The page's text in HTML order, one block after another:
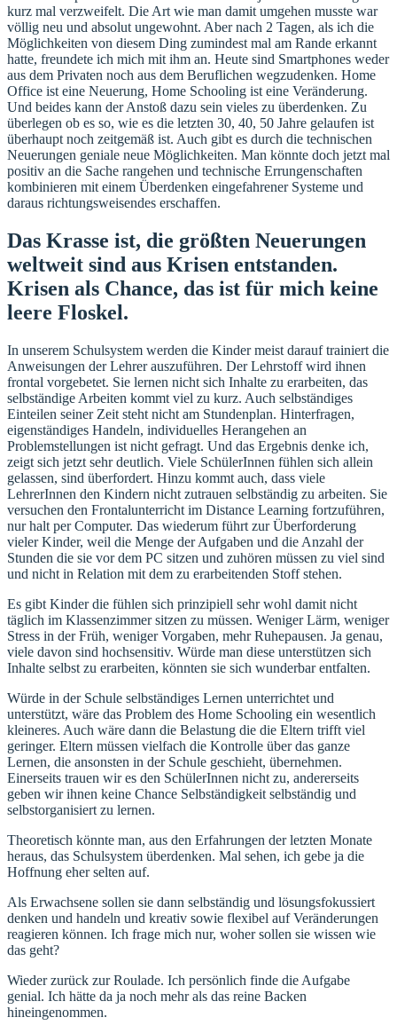
kurz mal verzweifelt. Die Art wie man damit umgehen musste war
völlig neu und absolut ungewohnt. Aber nach 2 Tagen, als ich die
Möglichkeiten von diesem Ding zumindest mal am Rande erkannt
hatte, freundete ich mich mit ihm an. Heute sind Smartphones weder
aus dem Privaten noch aus dem Beruflichen wegzudenken. Home
Office ist eine Neuerung, Home Schooling ist eine Veränderung.
Und beides kann der Anstoß dazu sein vieles zu überdenken. Zu
überlegen ob es so, wie es die letzten 30, 40, 50 Jahre gelaufen ist
überhaupt noch zeitgemäß ist. Auch gibt es durch die technischen
Neuerungen geniale neue Möglichkeiten. Man könnte doch jetzt mal
positiv an die Sache rangehen und technische Errungenschaften
kombinieren mit einem Überdenken eingefahrener Systeme und
daraus richtungsweisendes erschaffen.
Das Krasse ist, die größten Neuerungen
weltweit sind aus Krisen entstanden.
Krisen als Chance, das ist für mich keine
leere Floskel.
In unserem Schulsystem werden die Kinder meist darauf trainiert die
Anweisungen der Lehrer auszuführen. Der Lehrstoff wird ihnen
frontal vorgebetet. Sie lernen nicht sich Inhalte zu erarbeiten, das
selbständige Arbeiten kommt viel zu kurz. Auch selbständiges
Einteilen seiner Zeit steht nicht am Stundenplan. Hinterfragen,
eigenständiges Handeln, individuelles Herangehen an
Problemstellungen ist nicht gefragt. Und das Ergebnis denke ich,
zeigt sich jetzt sehr deutlich. Viele SchülerInnen fühlen sich allein
gelassen, sind überfordert. Hinzu kommt auch, dass viele
LehrerInnen den Kindern nicht zutrauen selbständig zu arbeiten. Sie
versuchen den Frontalunterricht im Distance Learning fortzuführen,
nur halt per Computer. Das wiederum führt zur Überforderung
vieler Kinder, weil die Menge der Aufgaben und die Anzahl der
Stunden die sie vor dem PC sitzen und zuhören müssen zu viel sind
und nicht in Relation mit dem zu erarbeitenden Stoff stehen.
Es gibt Kinder die fühlen sich prinzipiell sehr wohl damit nicht
täglich im Klassenzimmer sitzen zu müssen. Weniger Lärm, weniger
Stress in der Früh, weniger Vorgaben, mehr Ruhepausen. Ja genau,
viele davon sind hochsensitiv. Würde man diese unterstützen sich
Inhalte selbst zu erarbeiten, könnten sie sich wunderbar entfalten.
Würde in der Schule selbständiges Lernen unterrichtet und
unterstützt, wäre das Problem des Home Schooling ein wesentlich
kleineres. Auch wäre dann die Belastung die die Eltern trifft viel
geringer. Eltern müssen vielfach die Kontrolle über das ganze
Lernen, die ansonsten in der Schule geschieht, übernehmen.
Einerseits trauen wir es den SchülerInnen nicht zu, andererseits
geben wir ihnen keine Chance Selbständigkeit selbständig und
selbstorganisiert zu lernen.
Theoretisch könnte man, aus den Erfahrungen der letzten Monate
heraus, das Schulsystem überdenken. Mal sehen, ich gebe ja die
Hoffnung eher selten auf.
Als Erwachsene sollen sie dann selbständig und lösungsfokussiert
denken und handeln und kreativ sowie flexibel auf Veränderungen
reagieren können. Ich frage mich nur, woher sollen sie wissen wie
das geht?
Wieder zurück zur Roulade. Ich persönlich finde die Aufgabe
genial. Ich hätte da ja noch mehr als das reine Backen
hineingenommen.